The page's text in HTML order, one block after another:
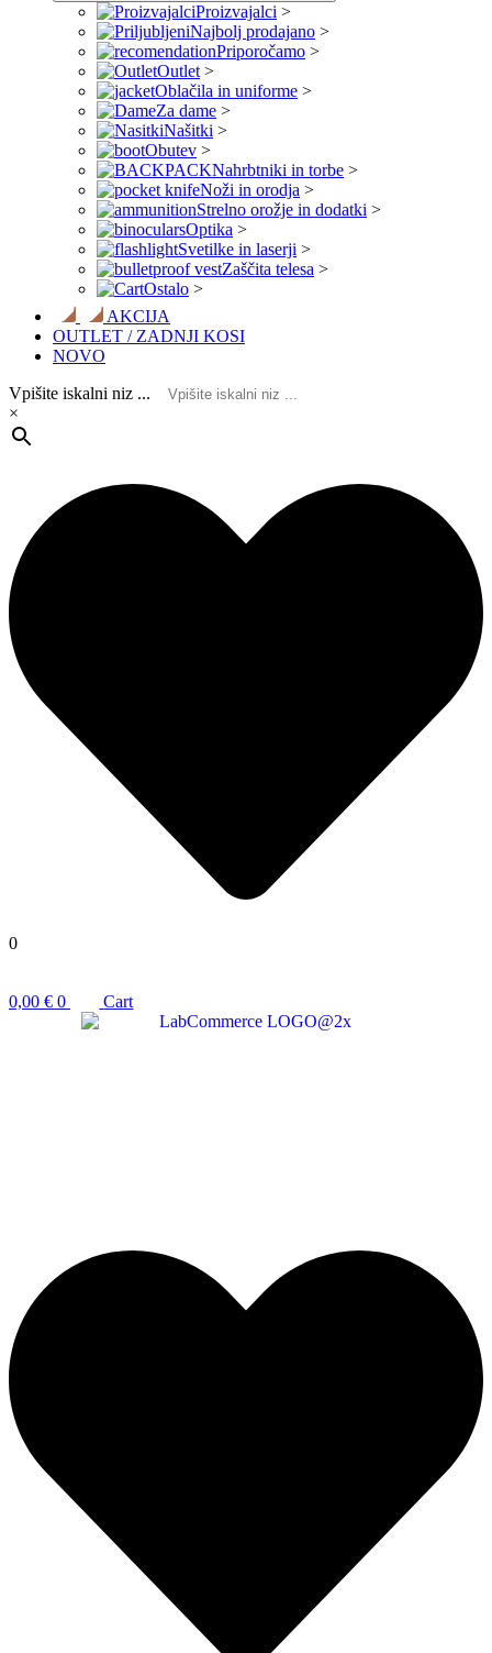
Proizvajalci >
Najbolj prodajano >
Priporočamo >
Outlet >
Oblačila in uniforme >
Za dame >
Našitki >
Obutev >
Nahrbtniki in torbe >
Noži in orodja >
Strelno orožje in dodatki >
Optika >
Svetilke in laserji >
Zaščita telesa >
Ostalo >
AKCIJA
OUTLET / ZADNJI KOSI
NOVO
Vpišite iskalni niz ...
×
0
0,00 € 0 Cart